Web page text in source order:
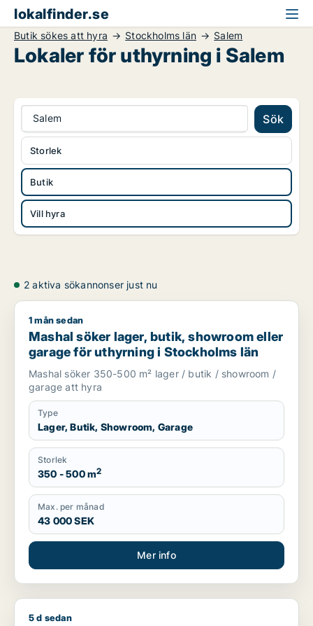
lokalfinder.se
Butik sökes att hyra Stockholms län Salem
Lokaler för uthyrning i Salem
Salem Sök
Butik
Vill hyra
Storlek
2 aktiva sökannonser just nu
Mashal söker lager, butik, showroom eller garage för
1 mån sedan
Mashal söker lager, butik, showroom eller
garage för uthyrning i Stockholms län
Mashal söker 350-500 m² lager / butik / showroom /
garage att hyra
Type
Lager, Butik, Showroom, Garage
Storlek
350 - 500 m2
Max. per månad
43 000 SEK
Mer info
Milad söker butik eller showroom för uthyrning i Stockholms
5 d sedan